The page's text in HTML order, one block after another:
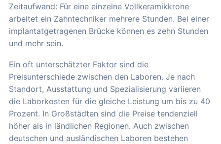
Zeitaufwand: Für eine einzelne Vollkeramikkrone
arbeitet ein Zahntechniker mehrere Stunden. Bei einer
implantatgetragenen Brücke können es zehn Stunden
und mehr sein.
Ein oft unterschätzter Faktor sind die
Preisunterschiede zwischen den Laboren. Je nach
Standort, Ausstattung und Spezialisierung variieren
die Laborkosten für die gleiche Leistung um bis zu 40
Prozent. In Großstädten sind die Preise tendenziell
höher als in ländlichen Regionen. Auch zwischen
deutschen und ausländischen Laboren bestehen